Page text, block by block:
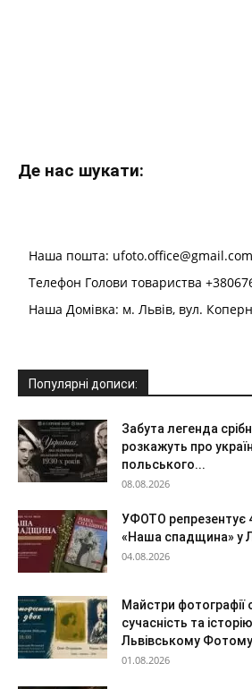
Де нас шукати:
Наша пошта: ufoto.office@gmail.com
Телефон Голови товариства
Наша Домівка: м. Львів, вул.
Популярні дописи:
Забута легенда
розкажуть про
польського...
08.08.2026
УФОТО репрезентує
«Наша спадщина» у
04.08.2026
Майстри фотографії
сучасність та
Львівському
01.08.2026